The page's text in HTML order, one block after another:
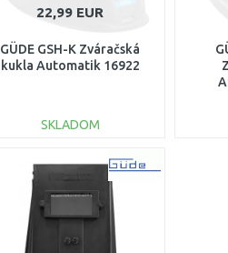
22,99 EUR
GÜDE GSH-K Zváračská
kukla Automatik 16922
SKLADOM
DO KOŠÍKA
Porovnať